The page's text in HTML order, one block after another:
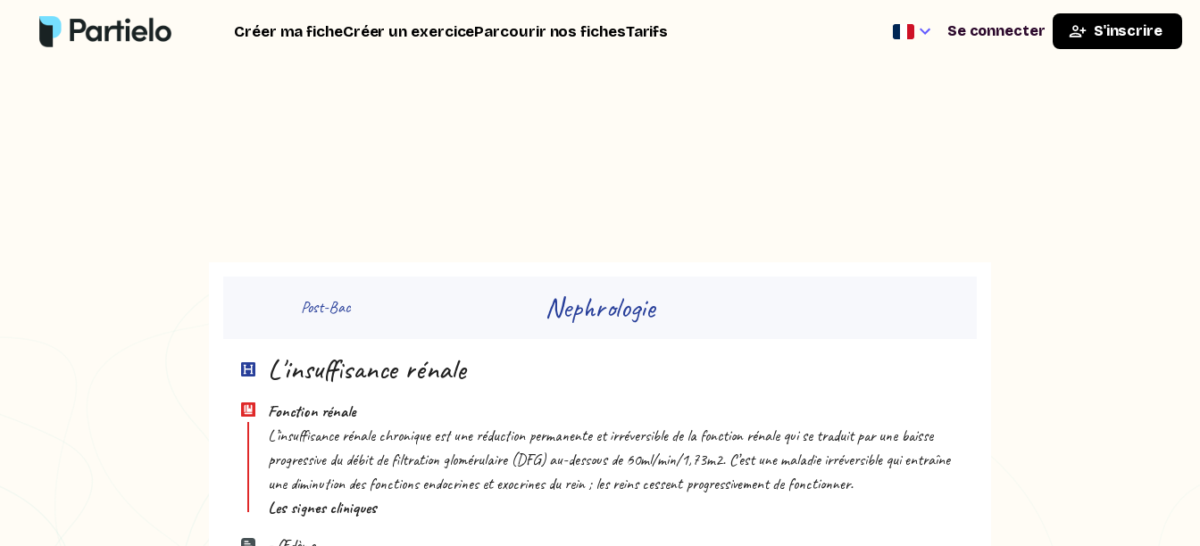
Créer ma ficheCréer un exerciceParcourir nos fichesTarifs Se connecter S'inscrire
Post-Bac
Nephrologie
L'insuffisance rénale
Fonction rénale
L’insuffisance rénale chronique est une réduction permanente et irréversible de la fonction rénale qui se traduit par une baisse
progressive du débit de filtration glomérulaire (DFG) au-dessous de 60ml/min/1,73m2. C’est une maladie irréversible qui entraîne
une diminution des fonctions endocrines et exocrines du rein ; les reins cessent progressivement de fonctionner.
Les signes cliniques